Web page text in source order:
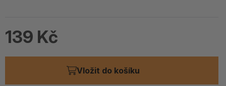
139 Kč
Vložit do košíku